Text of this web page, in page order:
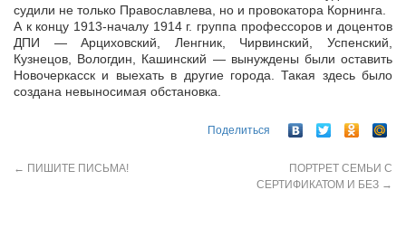
судили не только Православлева, но и провокатора Корнинга.
А к концу 1913-началу 1914 г. группа профессоров и доцентов
ДПИ — Арциховский, Ленгник, Чирвинский, Успенский,
Кузнецов, Вологдин, Кашинский — вынуждены были оставить
Новочеркасск и выехать в другие города. Такая здесь было
создана невыносимая обстановка.
Поделиться
← ПИШИТЕ ПИСЬМА!
ПОРТРЕТ СЕМЬИ С
СЕРТИФИКАТОМ И БЕЗ →